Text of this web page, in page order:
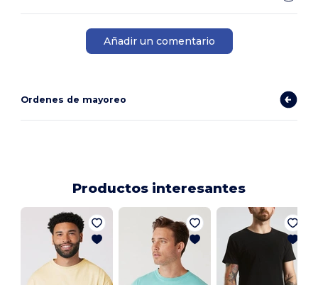
Añadir un comentario
Ordenes de mayoreo
Productos interesantes